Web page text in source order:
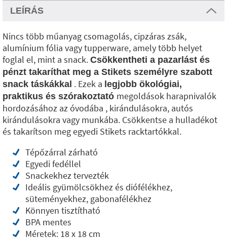
LEÍRÁS
Nincs több műanyag csomagolás, cipzáras zsák,
alumínium fólia vagy tupperware, amely több helyet
foglal el, mint a snack. Csökkentheti a pazarlást és
pénzt takaríthat meg a Stikets személyre szabott
snack táskákkal . Ezek a legjobb ökológiai,
praktikus és szórakoztató megoldások harapnivalók
hordozásához az óvodába , kirándulásokra, autós
kirándulásokra vagy munkába. Csökkentse a hulladékot
és takarítson meg egyedi Stikets racktartókkal.
Tépőzárral zárható
Egyedi fedéllel
Snackekhez tervezték
Ideális gyümölcsökhez és diófélékhez,
süteményekhez, gabonafélékhez
Könnyen tisztítható
BPA mentes
Méretek: 18 x 18 cm